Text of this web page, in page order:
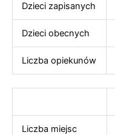
Dzieci zapisanych
Dzieci obecnych
Liczba opiekunów
Liczba miejsc